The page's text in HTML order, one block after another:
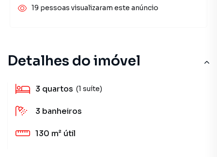
Detalhes do imóvel
3 quartos (1 suíte)
3 banheiros
130 m² útil
19 pessoas visualizaram este anúncio